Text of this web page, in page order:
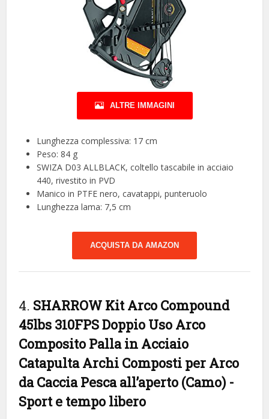
ALTRE IMMAGINI
Lunghezza complessiva: 17 cm
Peso: 84 g
SWIZA D03 ALLBLACK, coltello tascabile in acciaio
440, rivestito in PVD
Manico in PTFE nero, cavatappi, punteruolo
Lunghezza lama: 7,5 cm
ACQUISTA DA AMAZON
4. SHARROW Kit Arco Compound
45lbs 310FPS Doppio Uso Arco
Composito Palla in Acciaio
Catapulta Archi Composti per Arco
da Caccia Pesca all’aperto (Camo) -
Sport e tempo libero